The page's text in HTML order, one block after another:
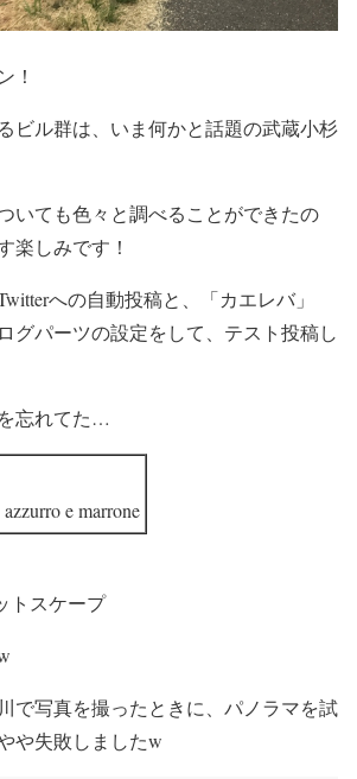
！
ビル群は、いま何かと話題の武蔵小杉
いても色々と調べることができたの
楽しみです！
への自動投稿と、「カエレバ」
グパーツの設定をして、テスト投稿し
忘れてた…
e marrone
トスケープ
で写真を撮ったときに、パノラマを試
や失敗しましたw